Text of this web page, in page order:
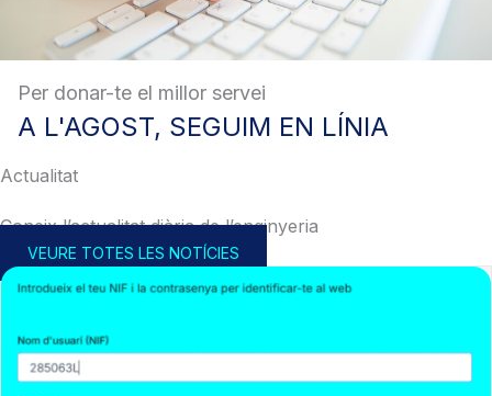
Per donar-te el millor servei
A L'AGOST, SEGUIM EN LÍNIA
Actualitat
Coneix l’actualitat diària de l’enginyeria
VEURE TOTES LES NOTÍCIES